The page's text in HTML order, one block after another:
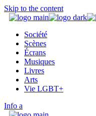
Skip to the content
Société
Scènes
Écrans
Musiques
Livres
Arts
Vie LGBT+
Info